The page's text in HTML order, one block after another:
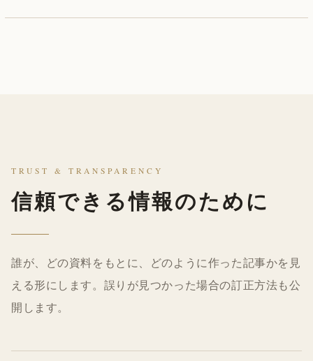
TRUST & TRANSPARENCY
信頼できる情報のために
誰が、どの資料をもとに、どのように作った記事かを見
える形にします。誤りが見つかった場合の訂正方法も公
開します。